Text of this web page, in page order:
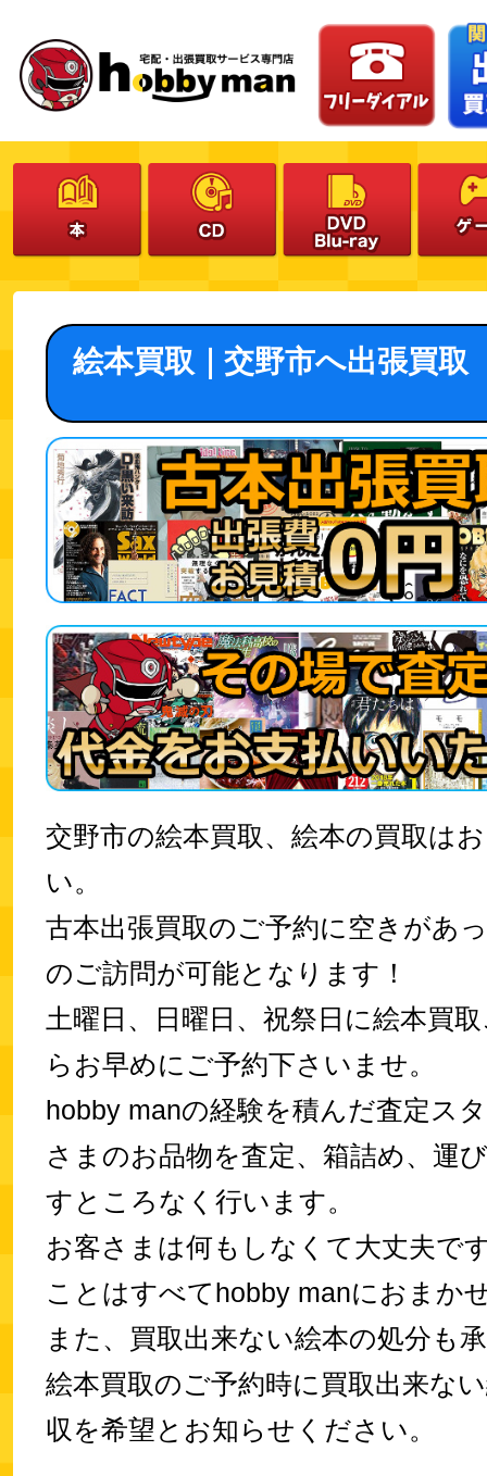
絵本買取｜交野市へ出張買取
交野市の絵本買取、絵本の買取は
い。
古本出張買取のご予約に空きがあ
のご訪問が可能となります！
土曜日、日曜日、祝祭日に絵本買
らお早めにご予約下さいませ。
hobby manの経験を積んだ査定ス
さまのお品物を査定、箱詰め、運
すところなく行います。
お客さまは何もしなくて大丈夫で
ことはすべてhobby manにおまか
また、買取出来ない絵本の処分も
絵本買取のご予約時に買取出来な
収を希望とお知らせください。